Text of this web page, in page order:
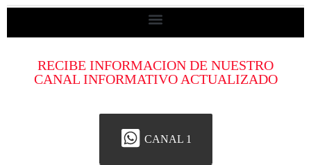
RECIBE INFORMACION DE NUESTRO
CANAL INFORMATIVO ACTUALIZADO
CANAL 1